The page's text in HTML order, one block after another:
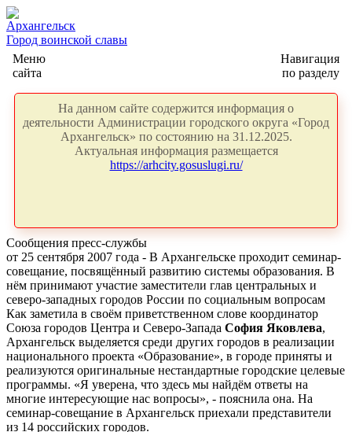
Архангельск
Город воинской славы
Меню
сайта
Навигация
по разделу
На данном сайте содержится информация о
деятельности Администрации городского округа «Город
Архангельск» по состоянию на 31.12.2025.
Актуальная информация размещается
https://arhcity.gosuslugi.ru/
Сообщения пресс-службы
от 25 сентября 2007 года - В Архангельске проходит семинар-
совещание, посвящённый развитию системы образования. В
нём принимают участие заместители глав центральных и
северо-западных городов России по социальным вопросам
Как заметила в своём приветственном слове координатор
Союза городов Центра и Северо-Запада София Яковлева,
Архангельск выделяется среди других городов в реализации
национального проекта «Образование», в городе приняты и
реализуются оригинальные нестандартные городские целевые
программы. «Я уверена, что здесь мы найдём ответы на
многие интересующие нас вопросы», - пояснила она. На
семинар-совещание в Архангельск приехали представители
из 14 российских городов.